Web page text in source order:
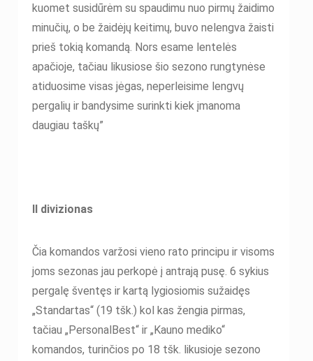
kuomet susidūrėm su spaudimu nuo pirmų žaidimo
minučių, o be žaidėjų keitimų, buvo nelengva žaisti
prieš tokią komandą. Nors esame lentelės
apačioje, tačiau likusiose šio sezono rungtynėse
atiduosime visas jėgas, neperleisime lengvų
pergalių ir bandysime surinkti kiek įmanoma
daugiau taškų”
II divizionas
Čia komandos varžosi vieno rato principu ir visoms
joms sezonas jau perkopė į antrają pusę. 6 sykius
pergalę šventęs ir kartą lygiosiomis sužaidęs
„Standartas“ (19 tšk.) kol kas žengia pirmas,
tačiau „PersonalBest“ ir „Kauno mediko“
komandos, turinčios po 18 tšk. likusioje sezono